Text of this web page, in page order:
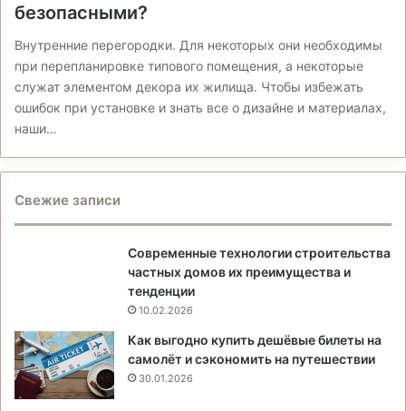
безопасными?
Внутренние перегородки. Для некоторых они необходимы
при перепланировке типового помещения, а некоторые
служат элементом декора их жилища. Чтобы избежать
ошибок при установке и знать все о дизайне и материалах,
наши…
Свежие записи
Современные технологии строительства
частных домов их преимущества и
тенденции
10.02.2026
Как выгодно купить дешёвые билеты на
самолёт и сэкономить на путешествии
30.01.2026